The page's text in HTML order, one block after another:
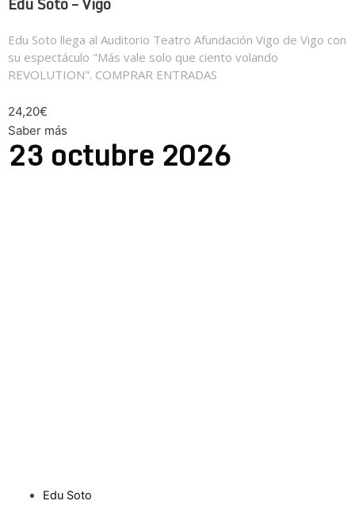
Edu Soto llega al Auditorio Teatro Afundación Vigo de Vigo con
su espectáculo "Más vale solo que ciento volando
REVOLUTION". COMPRAR ENTRADAS
24,20€
Saber más
23 octubre 2026
Edu Soto